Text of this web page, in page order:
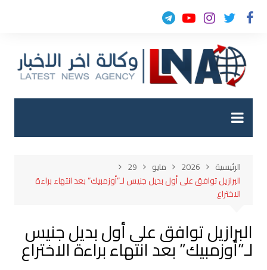
التجاوز
الرئيسية 2026 مايو
29
البرازيل توافق على أول بديل جنيس لـ”أوزمبيك” بعد انتهاء براءة
الاختراع
البرازيل توافق على أول بديل جنيس
لـ”أوزمبيك” بعد انتهاء براءة الاختراع